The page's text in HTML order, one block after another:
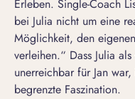
Erleben. Single-Coach
bei Julia nicht um eine
Möglichkeit, den
verleihen.“ Dass Julia
unerreichbar für Jan
begrenzte Faszination.